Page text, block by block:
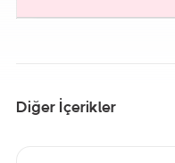
Diğer İçerikler